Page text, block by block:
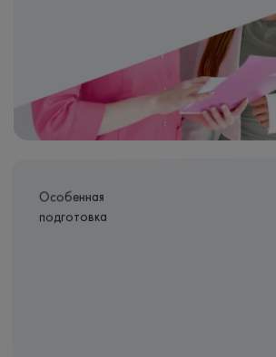
Особенная
подготовка